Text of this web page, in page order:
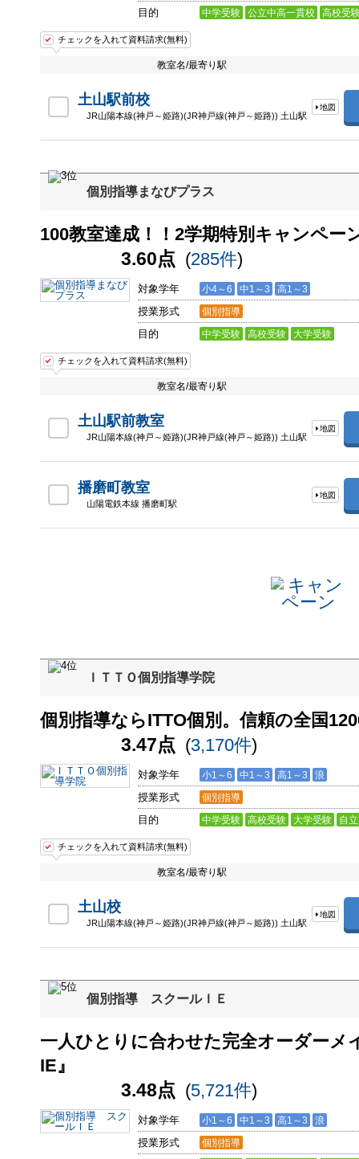
目的 中学受験 公立中高一貫校 高校受
チェックを入れて資料請求(無料)
教室名/最寄り駅
土山駅前校
JR山陽本線(神戸～姫路)(JR神戸線(神戸～姫路)) 土山駅
地図
個別指導まなびプラス
100教室達成！！2学期特別キャンペー
3.60点 (285件)
対象学年 小4～6 中1～3 高1～3
授業形式 個別指導
目的 中学受験 高校受験 大学受験
チェックを入れて資料請求(無料)
教室名/最寄り駅
土山駅前教室
JR山陽本線(神戸～姫路)(JR神戸線(神戸～姫路)) 土山駅
地図
播磨町教室
山陽電鉄本線 播磨町駅
地図
ＩＴＴＯ個別指導学院
個別指導ならITTO個別。信頼の全国
3.47点 (3,170件)
対象学年 小1～6 中1～3 高1～3 浪
授業形式 個別指導
目的 中学受験 高校受験 大学受験 自
チェックを入れて資料請求(無料)
教室名/最寄り駅
土山校
JR山陽本線(神戸～姫路)(JR神戸線(神戸～姫路)) 土山駅
地図
個別指導 スクールＩＥ
一人ひとりに合わせた完全オーダーメ
IE』
3.48点 (5,721件)
対象学年 小1～6 中1～3 高1～3 浪
授業形式 個別指導